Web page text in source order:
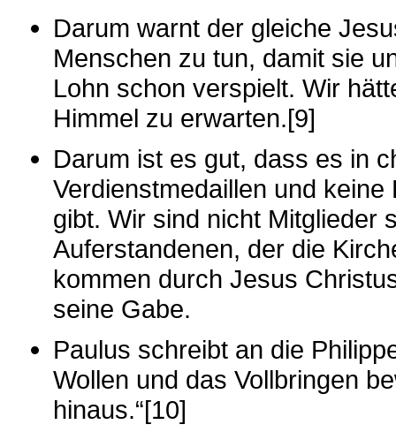
Darum warnt der gleiche
Menschen zu tun, damit sie
Lohn schon verspielt. Wir
Himmel zu erwarten.[9]
Darum ist es gut, dass es in
Verdienstmedaillen und
gibt. Wir sind nicht Mitglieder
Auferstandenen, der die
kommen durch Jesus
seine Gabe.
Paulus schreibt an die
Wollen und das Vollbringen
hinaus.“[10]